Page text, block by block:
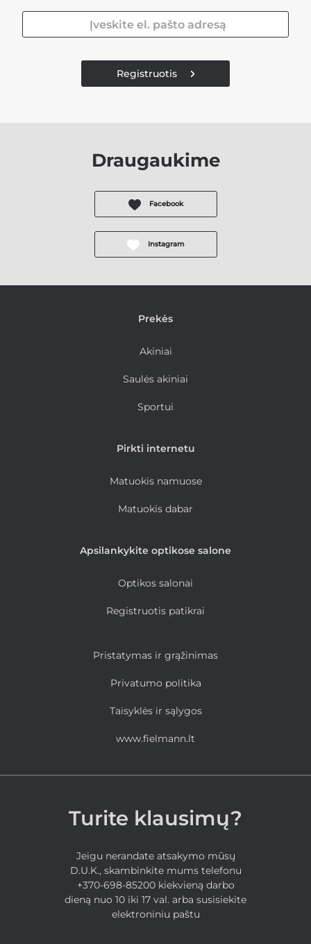
Registruotis
Draugaukime
Facebook
Instagram
Prekės
Akiniai
Saulės akiniai
Sportui
Pirkti internetu
Matuokis namuose
Matuokis dabar
Apsilankykite optikose salone
Optikos salonai
Registruotis patikrai
Pristatymas ir grąžinimas
Privatumo politika
Taisyklės ir sąlygos
www.fielmann.lt
Turite klausimų?
Jeigu nerandate atsakymo mūsų
D.U.K., skambinkite mums telefonu
+370-698-85200 kiekvieną darbo
dieną nuo 10 iki 17 val. arba susisiekite
elektroniniu paštu